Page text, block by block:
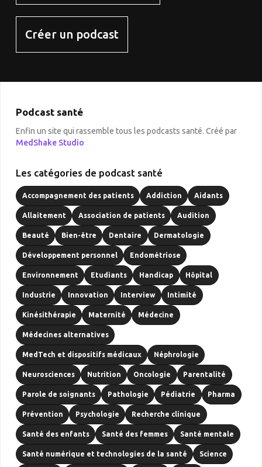
Créer un podcast
Podcast santé
Enfin un site qui rassemble tous les podcasts santé. Créé par
MedShake Studio
Les catégories de podcast santé
Accompagnement des patients Addiction Aidants
Allaitement Association de patients Audition
Beauté Bien-être Dentaire Dermatologie
Développement personnel Endométriose
Environnement Etudiants Handicap Hôpital
Industrie Innovation Interview Intimité
Kinésithérapie Maternité Médecine
Médecines alternatives
MedTech et dispositifs médicaux Néphrologie
Neurosciences Nutrition Oncologie Parentalité
Parole de soignants Pathologie Pédiatrie Pharma
Prévention Psychologie Recherche clinique
Santé des enfants Santé des femmes Santé mentale
Santé numérique et technologies de la santé Science